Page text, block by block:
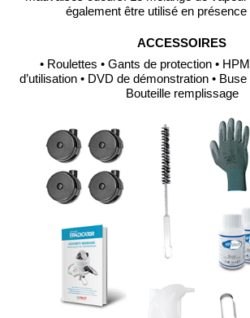
également être utilisé en présence
ACCESSOIRES
• Roulettes • Gants de protection •
d’utilisation • DVD de démonstration •
Bouteille remplissage